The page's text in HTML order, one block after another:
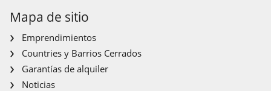
Mapa de sitio
Emprendimientos
Countries y Barrios Cerrados
Garantías de alquiler
Noticias